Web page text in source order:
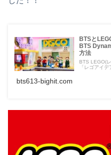
BTSと
BTS
方法
BTS LEGO(
「レゴアイ
bts613-bighit.com